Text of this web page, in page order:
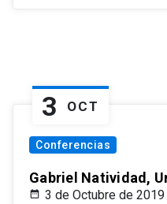
3 OCT
Conferencias
Gabriel Natividad,
3 de Octubre de 2019